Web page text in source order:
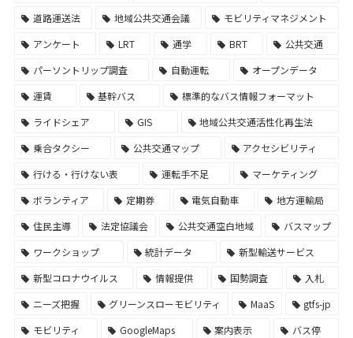
道路運送法
地域公共交通会議
モビリティマネジメント
アンケート
LRT 通学 BRT
公共交通
パーソントリップ調査
自動運転
オープンデータ
運賃
基幹バス
標準的なバス情報フォーマット
ライドシェア
GIS
地域公共交通活性化再生法
乗合タクシー
公共交通マップ
アクセシビリティ
行ける・行けない表
運転手不足
マーケティング
ボランティア
定期券 電気自動車
地方運輸局
住民主導
法定協議会 公共交通空白地域
バスマップ
ワークショップ
統計データ
新型輸送サービス
新型コロナウイルス
情報提供 国勢調査
入札
ニーズ把握
グリーンスローモビリティ MaaS
gtfs-jp
モビリティ
GoogleMaps 案内表示 バス停